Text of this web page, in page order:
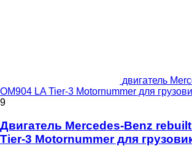
двигатель
OM904 LA Tier-3 Motornummer для
9
Двигатель Mercedes-Benz
Tier-3 Motornummer для